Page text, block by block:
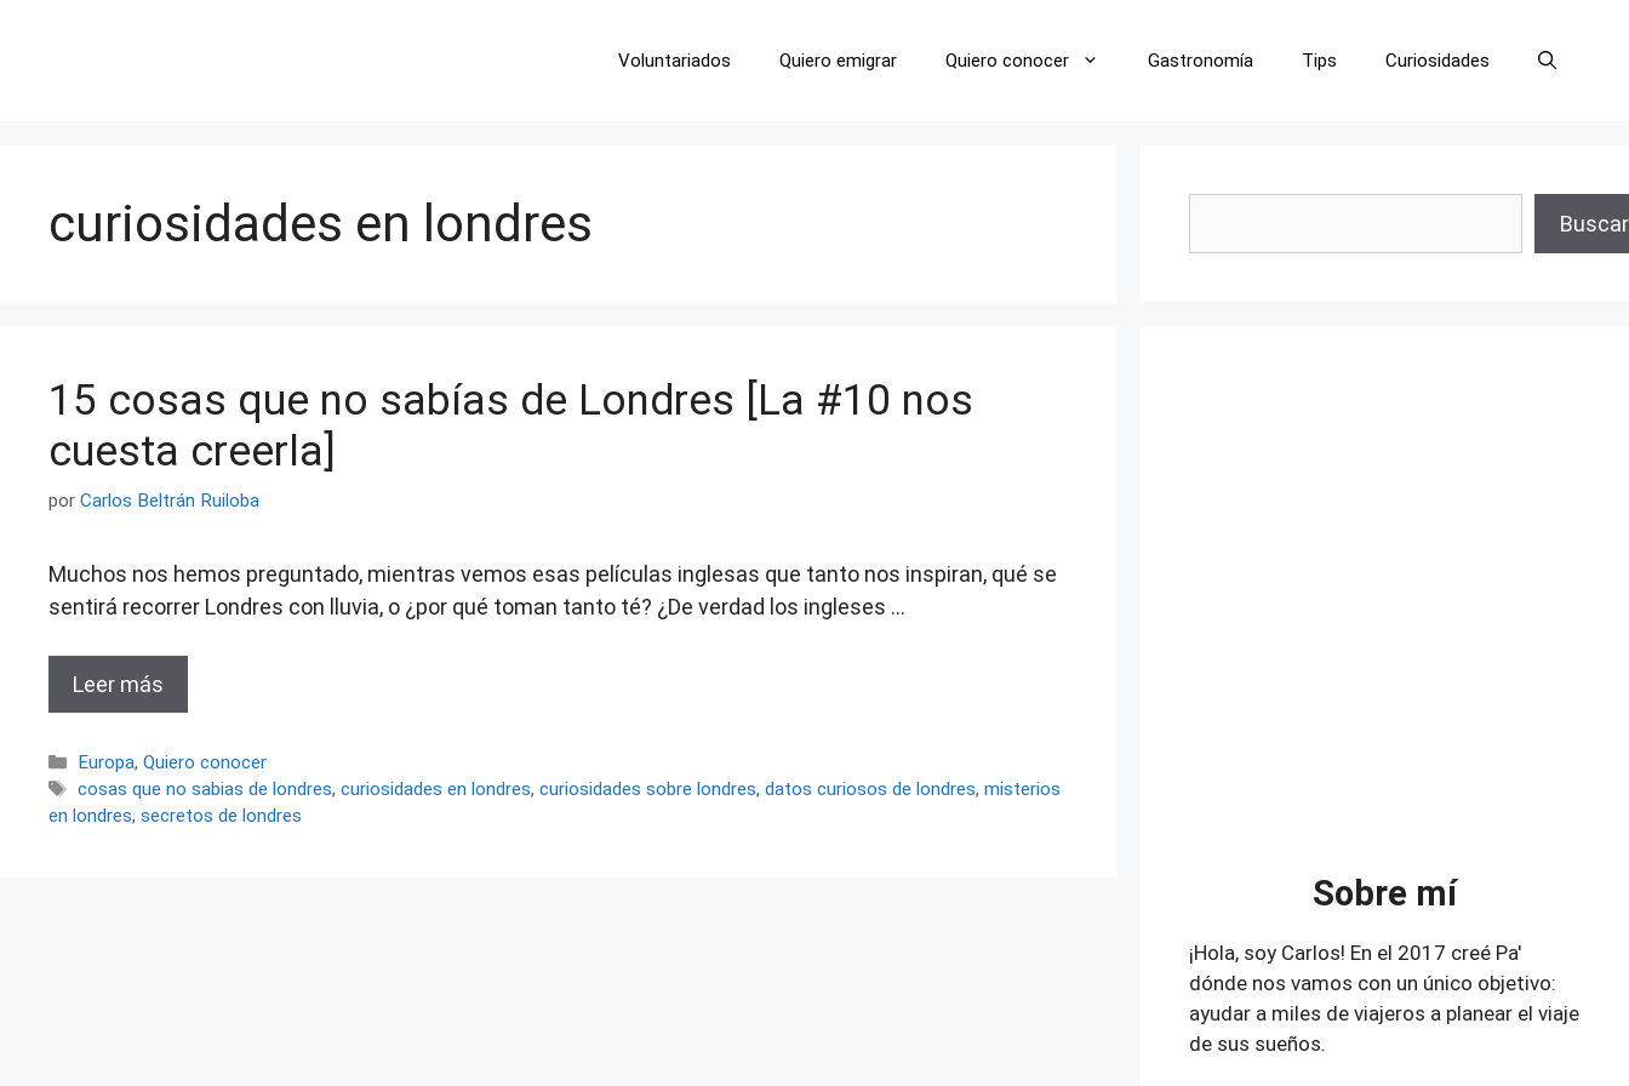
Voluntariados Quiero emigrar Quiero conocer Gastronomía Tips Curiosidades
curiosidades en londres
15 cosas que no sabías de Londres [La #10 nos
cuesta creerla]
por Carlos Beltrán Ruiloba
Muchos nos hemos preguntado, mientras vemos esas películas inglesas que tanto nos inspiran, qué se
sentirá recorrer Londres con lluvia, o ¿por qué toman tanto té? ¿De verdad los ingleses …
Leer más
Categorías
Europa,Quiero conocer
Etiquetas
cosas que no sabias de londres,curiosidades en londres,curiosidades sobre londres,datos curiosos de londres,misterios
en londres, secretos de londres
Buscar
Sobre mí
¡Hola, soy Carlos! En el 2017 creé Pa'
dónde nos vamos con un único objetivo:
ayudar a miles de viajeros a planear el viaje
de sus sueños.